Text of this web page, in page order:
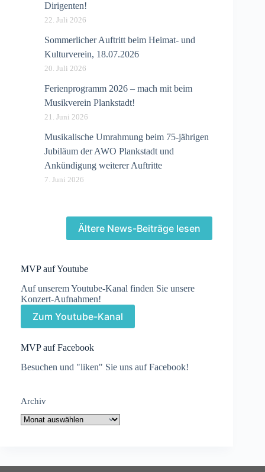
Dirigenten!
22. Juli 2026
Sommerlicher Auftritt beim Heimat- und
Kulturverein, 18.07.2026
20. Juli 2026
Ferienprogramm 2026 – mach mit beim
Musikverein Plankstadt!
21. Juni 2026
Musikalische Umrahmung beim 75-jährigen
Jubiläum der AWO Plankstadt und
Ankündigung weiterer Auftritte
7. Juni 2026
Ältere News-Beiträge lesen
MVP auf Youtube
Auf unserem Youtube-Kanal finden Sie unsere
Konzert-Aufnahmen!
Zum Youtube-Kanal
MVP auf Facebook
Besuchen und "liken" Sie uns aufFacebook!
Archiv